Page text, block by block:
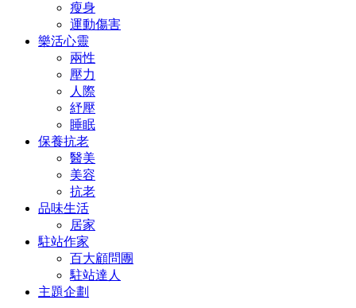
瘦身
運動傷害
樂活心靈
兩性
壓力
人際
紓壓
睡眠
保養抗老
醫美
美容
抗老
品味生活
居家
駐站作家
百大顧問團
駐站達人
主題企劃